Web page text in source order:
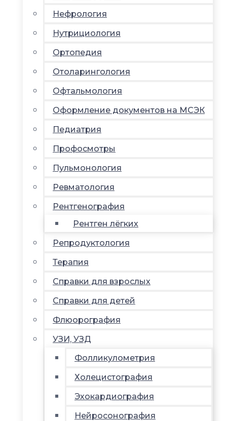
Нефрология
Нутрициология
Ортопедия
Отоларингология
Офтальмология
Оформление документов на МСЭК
Педиатрия
Профосмотры
Пульмонология
Ревматология
Рентгенография
Рентген лёгких
Репродуктология
Терапия
Справки для взрослых
Справки для детей
Флюорография
УЗИ, УЗД
Фолликулометрия
Холецистография
Эхокардиография
Нейросонография